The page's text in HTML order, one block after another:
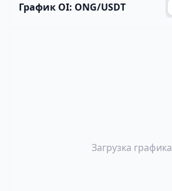
График OI: ONG/USDT
Загрузка графика